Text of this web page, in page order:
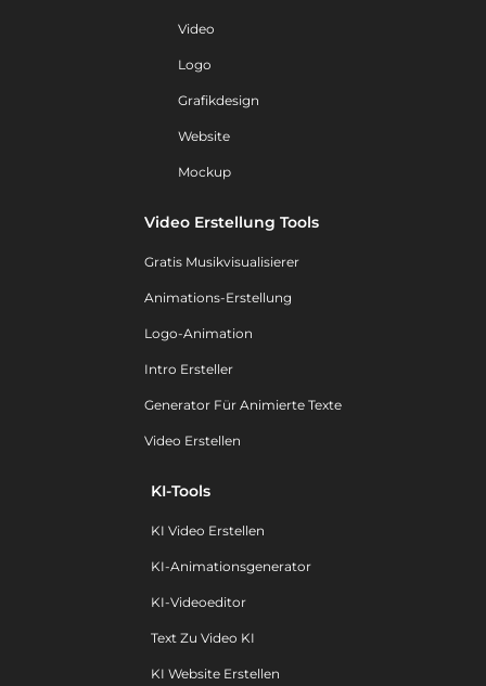
Video
Logo
Grafikdesign
Website
Mockup
Video Erstellung Tools
Gratis Musikvisualisierer
Animations-Erstellung
Logo-Animation
Intro Ersteller
Generator Für Animierte Texte
Video Erstellen
KI-Tools
KI Video Erstellen
KI-Animationsgenerator
KI-Videoeditor
Text Zu Video KI
KI Website Erstellen